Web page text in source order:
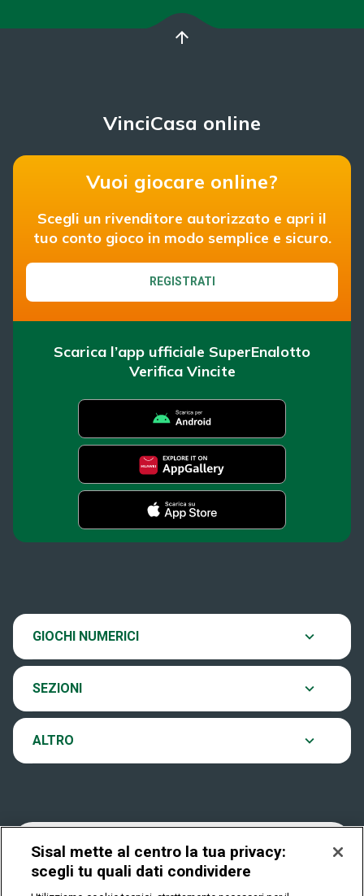
arrow_upward
VinciCasa online
Vuoi giocare online?
Scegli un rivenditore autorizzato e apri il
tuo conto gioco in modo semplice e sicuro.
REGISTRATI
Scarica l’app ufficiale SuperEnalotto
Verifica Vincite
GIOCHI NUMERICI
SuperEnalotto
EuroJackpot
VinciCasa
Play Your Date
SEZIONI
Scopri il gioco
Ultima estrazione
Archivio estrazioni
FAQ
ALTRO
Contatti
Notifiche
Cookies
Sisal mette al centro la tua privacy:
scegli tu quali dati condividere